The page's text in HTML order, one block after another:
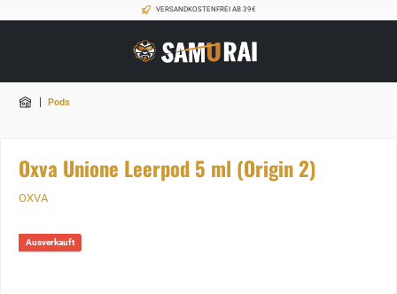
VERSANDKOSTENFREI AB 39€
| Pods
Oxva Unione Leerpod 5 ml (Origin 2)
OXVA
Ausverkauft